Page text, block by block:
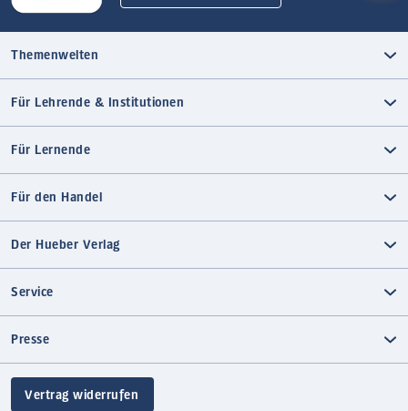
Themenwelten
Für Lehrende & Institutionen
Für Lernende
Für den Handel
Der Hueber Verlag
Service
Presse
Vertrag widerrufen